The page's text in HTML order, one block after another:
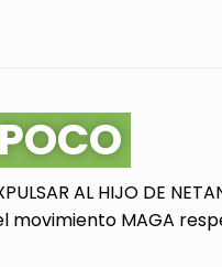
AL HIJO DE
MAGA